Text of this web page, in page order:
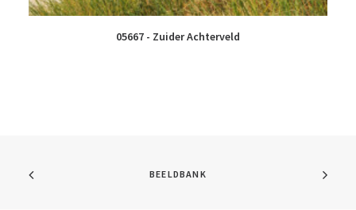
05667 - Zuider Achterveld
BEELDBANK